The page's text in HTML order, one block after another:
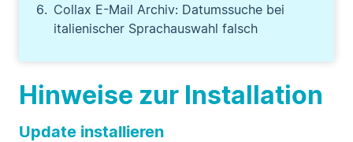
Hinweise zur Installation
Update installieren
Collax E-Mail Archiv: Datumssuche bei
italienischer Sprachauswahl falsch